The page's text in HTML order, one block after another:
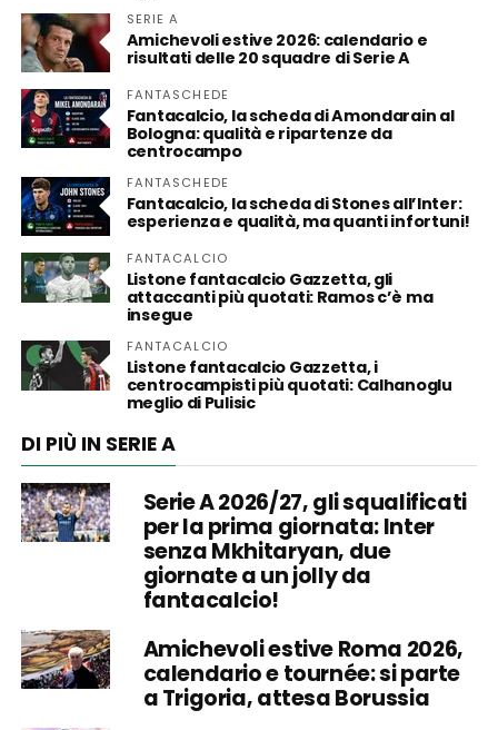
SERIE A
Amichevoli estive 2026: calendario e
risultati delle 20 squadre di Serie A
FANTASCHEDE
Fantacalcio, la scheda di Amondarain al
Bologna: qualità e ripartenze da
centrocampo
FANTASCHEDE
Fantacalcio, la scheda di Stones all’Inter:
esperienza e qualità, ma quanti infortuni!
FANTACALCIO
Listone fantacalcio Gazzetta, gli
attaccanti più quotati: Ramos c’è ma
insegue
FANTACALCIO
Listone fantacalcio Gazzetta, i
centrocampisti più quotati: Calhanoglu
meglio di Pulisic
DI PIÙ IN SERIE A
Serie A 2026/27, gli squalificati
per la prima giornata: Inter
senza Mkhitaryan, due
giornate a un jolly da
fantacalcio!
Amichevoli estive Roma 2026,
calendario e tournée: si parte
a Trigoria, attesa Borussia